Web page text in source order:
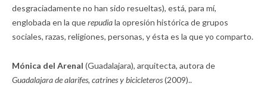
desgraciadamente no han sido resueltas), está, para mí,
englobada en la querepudiala opresión histórica de grupos
sociales, razas, religiones, personas, y ésta es la que yo comparto.
Mónica del Arenal (Guadalajara), arquitecta, autora de
Guadalajara de alarifes, catrines y bicicleteros(2009)..